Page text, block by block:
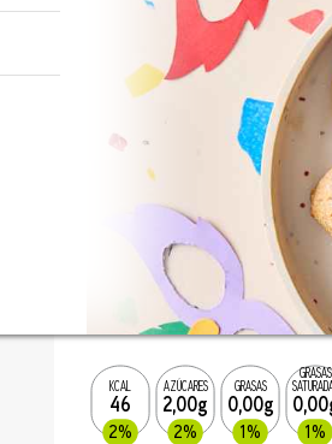
KCAL
46
2%
AZÚCARES
2,00g
2%
GRASAS
0,00g
1%
GRASAS
1%